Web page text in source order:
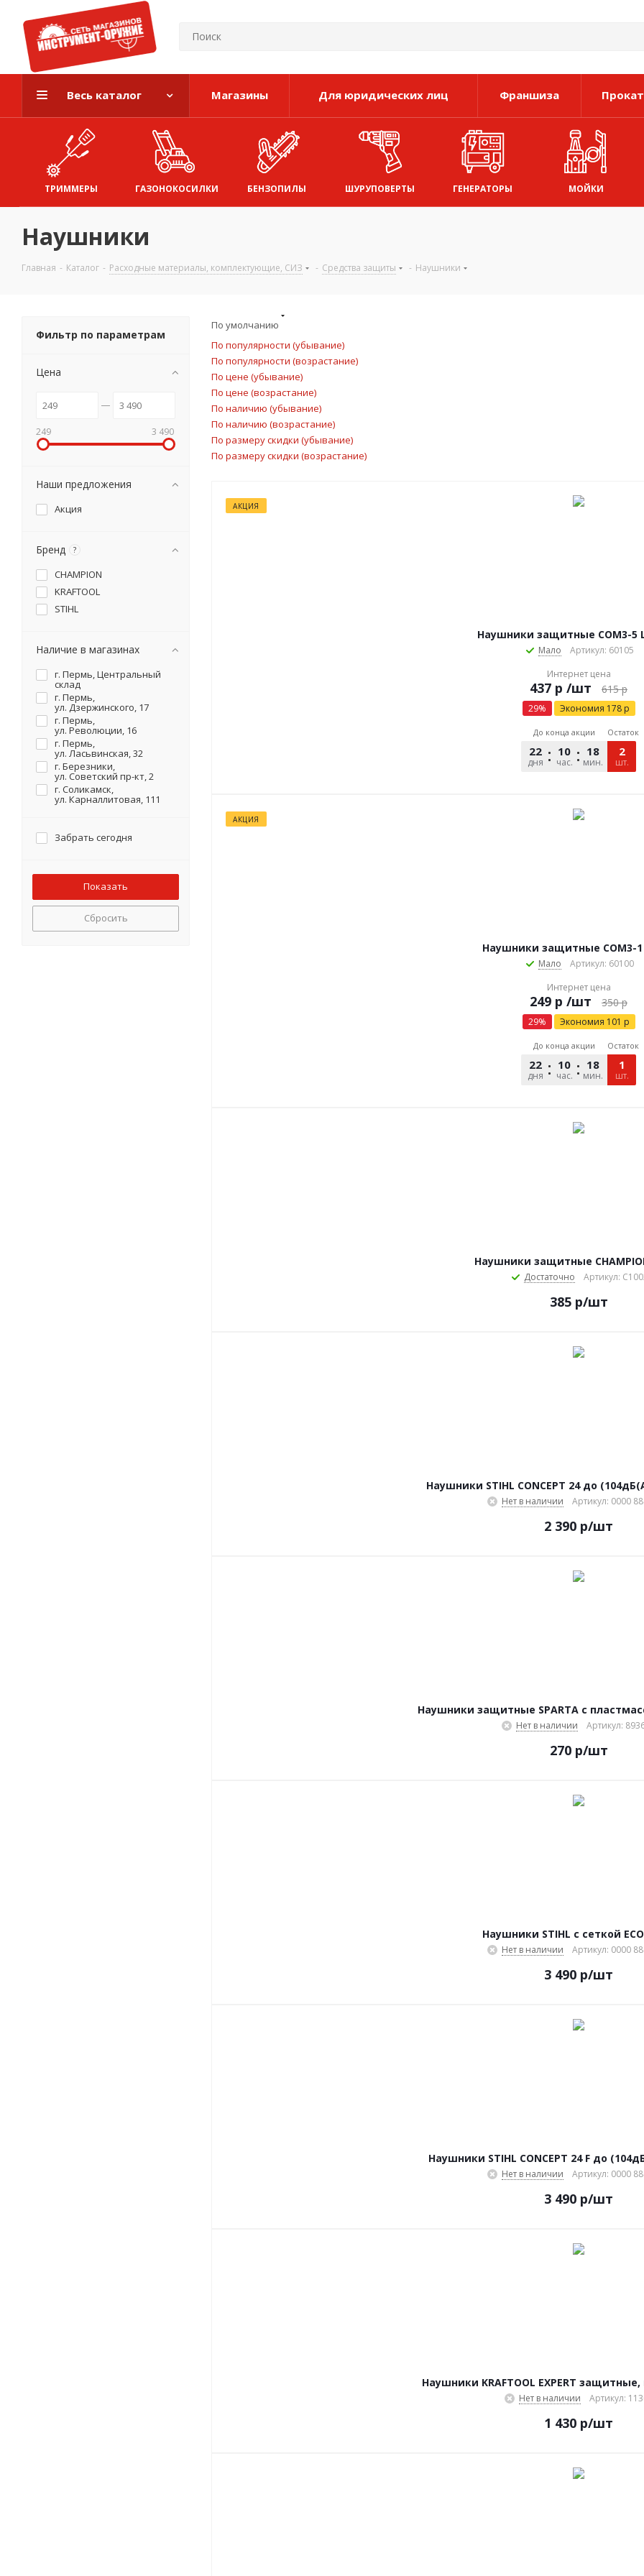
Весь каталог Магазины Для юридических лиц Франшиза Прокат
ТРИММЕРЫ ГАЗОНОКОСИЛКИ БЕНЗОПИЛЫ ШУРУПОВЕРТЫ ГЕНЕРАТОРЫ МОЙКИ
Наушники
Главная - Каталог - Расходные материалы, комплектующие, СИЗ - Средства защиты - Наушники
По умолчанию
По популярности (убывание)
По популярности (возрастание)
По цене (убывание)
По цене (возрастание)
По наличию (убывание)
По наличию (возрастание)
По размеру скидки (убывание)
По размеру скидки (возрастание)
АКЦИЯ
Наушники защитные COM3-
Мало
Артикул: 60105
Интернет цена
р /шт 615р
29% Экономия 178р
До конца акции
22
дня
10
час.
18
мин.
27
сек.
Остаток
2
шт.
АКЦИЯ
Наушники защитные COM3-1
Мало
Артикул: 60100
Интернет цена
р /шт 350р
29% Экономия 101 р
До конца акции
22
дня
10
час.
18
мин.
27
сек.
Остаток
1
шт.
Наушники защитные
Достаточно Артикул:
385р/шт
Наушники STIHL CONCEPT 24 до
Нет в наличии Артикул: 0000
2 390 р/шт
Наушники защитные SPARTA с
Нет в наличии Артикул:
270р/шт
Наушники STIHL с сеткой
Нет в наличии Артикул: 0000
3 490 р/шт
Наушники STIHL CONCEPT 24 F до
Нет в наличии Артикул: 0000
3 490 р/шт
Наушники KRAFTOOL EXPERT
Нет в наличии Артикул:
1 430 р/шт
Фильтр по параметрам
Цена
249 3 490
Наши предложения
Акция
Бренд ?
CHAMPION
KRAFTOOL
STIHL
Наличие в магазинах
г. Пермь, Центральный
склад
г. Пермь,
ул. Дзержинского, 17
г. Пермь,
ул. Революции, 16
г. Пермь,
ул. Ласьвинская, 32
г. Березники,
ул. Советский пр-кт, 2
г. Соликамск,
ул. Карналлитовая, 111
Забрать сегодня
Сбросить